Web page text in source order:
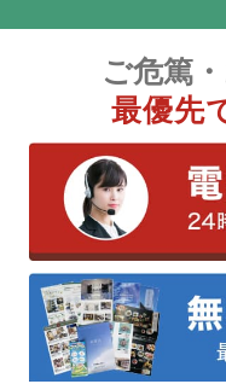
ご危篤
最優先